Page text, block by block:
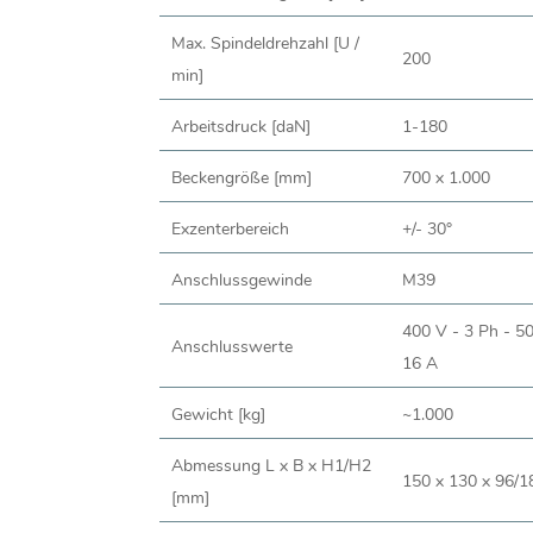
Max. Spindeldrehzahl [U /
min]
200
Arbeitsdruck [daN] 1-180
Beckengröße [mm] 700 x 1.000
Exzenterbereich +/- 30°
Anschlussgewinde M39
Anschlusswerte
400 V - 3 Ph -
16 A
Gewicht [kg] ~1.000
Abmessung L x B x H1/H2
[mm]
150 x 130 x 96/